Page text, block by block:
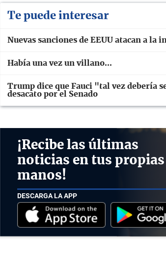
Te puede interesar
Nuevas sanciones de EEUU atacan a
Había una vez un villano...
Trump dice que Fauci "tal vez debería
desacato por el Senado
¡Recibe las últimas
noticias en tus propias
manos!
DESCARGA LA APP